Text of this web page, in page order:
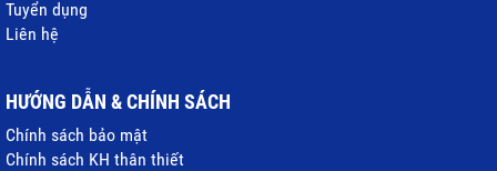
Tuyển dụng
Liên hệ
HƯỚNG DẪN & CHÍNH SÁCH
Chính sách bảo mật
Chính sách KH thân thiết